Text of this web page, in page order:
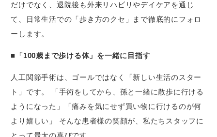
だけでなく、退院後も外来リハビリやデイケアを通じ
て、日常生活での「歩き方のクセ」まで徹底的にフォロ
ーします。
■「100歳まで歩ける体」を一緒に目指す
人工関節手術は、ゴールではなく「新しい生活のスター
ト」です。 「手術をしてから、孫と一緒に散歩に行ける
ようになった」「痛みを気にせず買い物に行けるのが何
より嬉しい」 そんな患者様の笑顔が、私たちスタッフに
とって最大の喜びです。